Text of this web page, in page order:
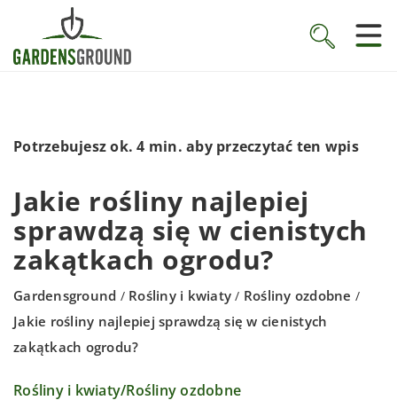
Potrzebujesz ok. 4 min. aby przeczytać ten wpis
Jakie rośliny najlepiej
sprawdzą się w cienistych
zakątkach ogrodu?
Gardensground / Rośliny i kwiaty / Rośliny ozdobne /
Jakie rośliny najlepiej sprawdzą się w cienistych
zakątkach ogrodu?
Rośliny i kwiaty/Rośliny ozdobne